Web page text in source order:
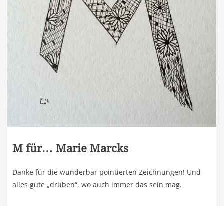
M für… Marie Marcks
Danke für die wunderbar pointierten Zeichnungen! Und
alles gute „drüben“, wo auch immer das sein mag.